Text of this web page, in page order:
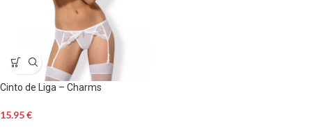
Cinto de Liga – Charms
15.95€